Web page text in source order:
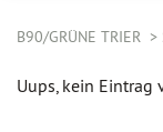
B90/GRÜNE TRIER
Uups, kein Eintrag